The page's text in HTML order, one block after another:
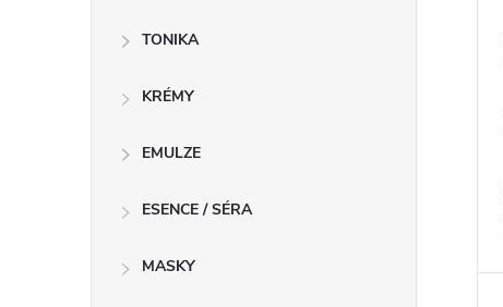
TONIKA
KRÉMY
EMULZE
ESENCE / SÉRA
MASKY
u